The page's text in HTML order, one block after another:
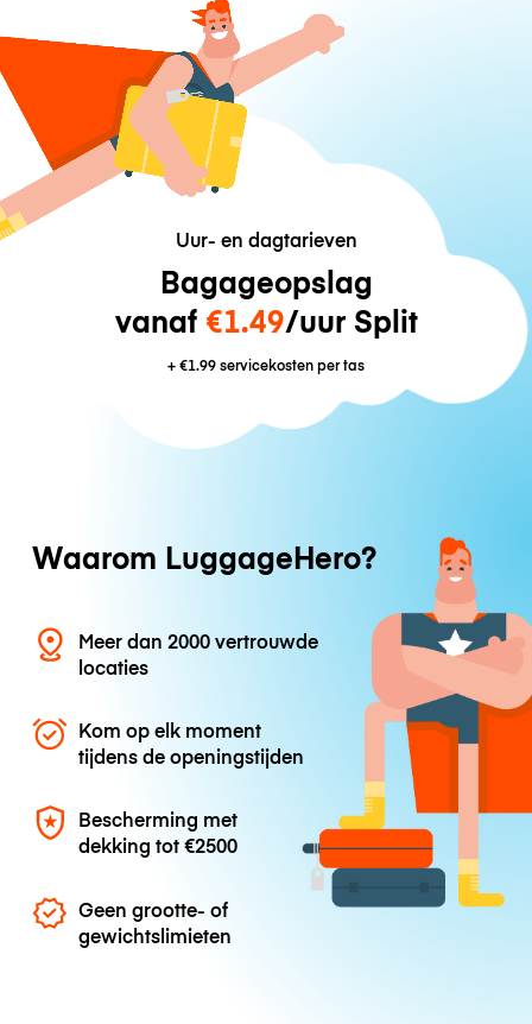
Uur- en dagtarieven
Bagageopslag
vanaf €1.49/uur Split
+€1.99servicekosten per tas
Waarom LuggageHero?
Meer dan 2000 vertrouwde
locaties
Kom op elk moment
tijdens de openingstijden
Bescherming met
dekking tot€2500
Geen grootte- of
gewichtslimieten